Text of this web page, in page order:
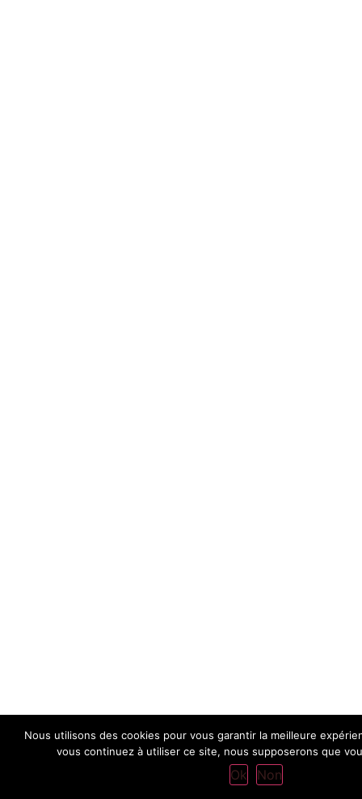
Nous utilisons des cookies pour vous garantir la meilleure
vous continuez à utiliser ce site, nous supposerons que
Ok Non